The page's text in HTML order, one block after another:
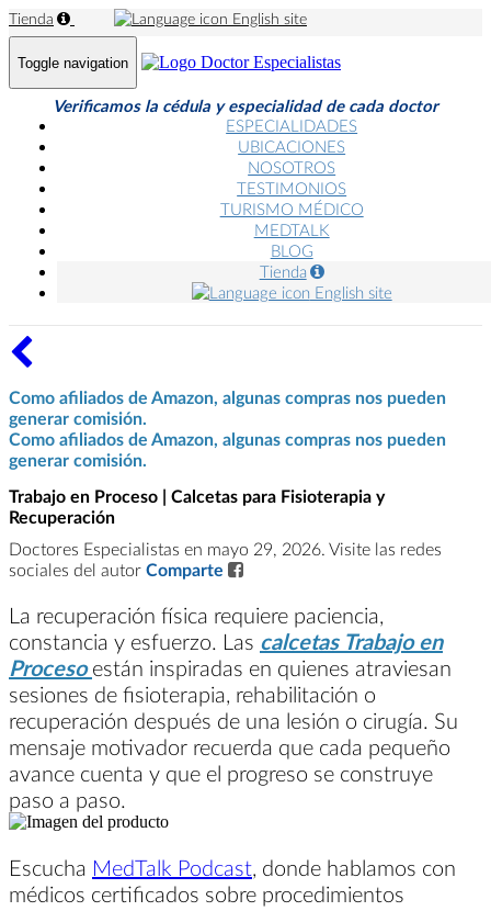
Tienda English site
Toggle navigation
Verificamos la cédula y especialidad de cada doctor
ESPECIALIDADES
UBICACIONES
NOSOTROS
TESTIMONIOS
TURISMO MÉDICO
MEDTALK
BLOG
Tienda
English site
Como afiliados de Amazon, algunas compras nos pueden
generar comisión.
Como afiliados de Amazon, algunas compras nos pueden
generar comisión.
Trabajo en Proceso | Calcetas para Fisioterapia y
Recuperación
Doctores Especialistas en mayo 29, 2026. Visite las redes
sociales del autor Comparte
La recuperación física requiere paciencia,
constancia y esfuerzo. Las calcetas Trabajo en
Procesoestán inspiradas en quienes atraviesan
sesiones de fisioterapia, rehabilitación o
recuperación después de una lesión o cirugía. Su
mensaje motivador recuerda que cada pequeño
avance cuenta y que el progreso se construye
paso a paso.
Escucha MedTalk Podcast, donde hablamos con
médicos certificados sobre procedimientos